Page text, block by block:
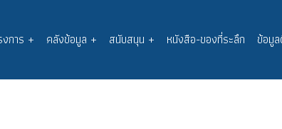
การ + คลังข้อมูล + สนับสนุน + หนังสือ-ของที่ระลึก ข้อมู